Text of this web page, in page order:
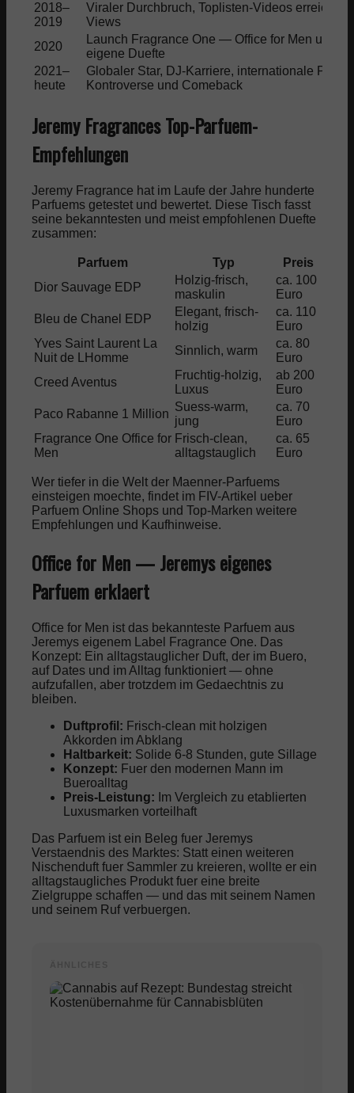
2018–
2019
Viraler Durchbruch, Toplisten-Videos erreichen
Views
2020
Launch Fragrance One — Office for Men und
eigene Duefte
2021–
heute
Globaler Star, DJ-Karriere, internationale
Kontroverse und Comeback
Jeremy Fragrances Top-Parfuem-
Empfehlungen
Jeremy Fragrance hat im Laufe der Jahre hunderte
Parfuems getestet und bewertet. Diese Tisch fasst
seine bekanntesten und meist empfohlenen Duefte
zusammen:
Parfuem Typ Preis
Dior Sauvage EDP
Holzig-frisch,
maskulin
ca. 100
Euro
Bleu de Chanel EDP
Elegant, frisch-
holzig
ca. 110
Euro
Yves Saint Laurent La
Nuit de LHomme
Sinnlich, warm
ca. 80
Euro
Creed Aventus
Fruchtig-holzig,
Luxus
ab 200
Euro
Paco Rabanne 1 Million
Suess-warm,
jung
ca. 70
Euro
Fragrance One Office for
Men
Frisch-clean,
alltagstauglich
ca. 65
Euro
Wer tiefer in die Welt der Maenner-Parfuems
einsteigen moechte, findet im FIV-Artikel ueber
Parfuem Online Shops und Top-Marken weitere
Empfehlungen und Kaufhinweise.
Office for Men — Jeremys eigenes
Parfuem erklaert
Office for Men ist das bekannteste Parfuem aus
Jeremys eigenem Label Fragrance One. Das
Konzept: Ein alltagstauglicher Duft, der im Buero,
auf Dates und im Alltag funktioniert — ohne
aufzufallen, aber trotzdem im Gedaechtnis zu
bleiben.
Duftprofil: Frisch-clean mit holzigen
Akkorden im Abklang
Haltbarkeit: Solide 6-8 Stunden, gute Sillage
Konzept: Fuer den modernen Mann im
Bueroalltag
Preis-Leistung: Im Vergleich zu etablierten
Luxusmarken vorteilhaft
Das Parfuem ist ein Beleg fuer Jeremys
Verstaendnis des Marktes: Statt einen weiteren
Nischenduft fuer Sammler zu kreieren, wollte er ein
alltagstaugliches Produkt fuer eine breite
Zielgruppe schaffen — und das mit seinem Namen
und seinem Ruf verbuergen.